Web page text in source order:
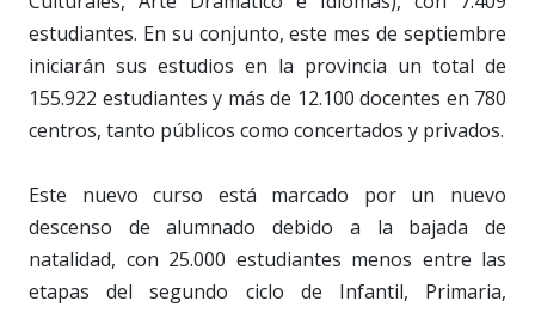
estudiantes. En su conjunto, este mes de septiembre
iniciarán sus estudios en la provincia un total de
155.922 estudiantes y más de 12.100 docentes en 780
centros, tanto públicos como concertados y privados.
Este nuevo curso está marcado por un nuevo
descenso de alumnado debido a la bajada de
natalidad, con 25.000 estudiantes menos entre las
etapas del segundo ciclo de Infantil, Primaria,